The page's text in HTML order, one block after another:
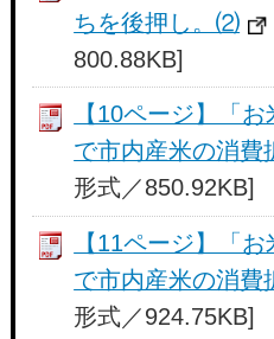
ちを後押し。⑵
800.88KB]
【10ページ】「
で市内産米の消
形式／850.92KB]
【11ページ】「
で市内産米の消
形式／924.75KB]